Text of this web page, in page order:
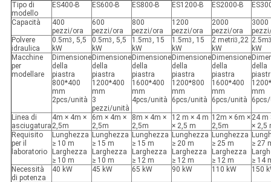
Tipo di
modello
ES400-B ES600-B ES800-B ES1200-B ES2000-B
Capacità
400
pezzi/ora
600
pezzi/ora
800
pezzi/ora
1200
pezzi/ora
2000
pezzi/ora
3000
Polvere
idraulica
0.5m3 , 5,5
kW
0.5m3 , 5,5
kW
1.5m3 , 15
kW
1.5m3 , 15
kW
2 metri3 ,22
kW
2.5m
kW
Macchine
per
modellare
Dimensione
della
piastra
800*400
mm
2pcs/unità
Dimensione
della
piastra
1200*400
mm
3
pezzi/unità
Dimensione
della
piastra
1600*400
mm
4pcs/unità
Dimensione
della
piastra
1200*800
mm
6pcs/unità
Dimensione
della
piastra
1600*400
mm
6pcs/unità
della
mm
Linea di
asciugatura
4m × 4m ×
2,5m
6m × 4m ×
2,5m
8m × 4m ×
2,5m
12 m × 4 m
× 2,5 m
12m × 6m ×
2,5m
24 m
× 2,5
Requisito
per il
laboratorio
Lunghezza
≥ 10 m
Larghezza
≥ 10 m
Lunghezza
≥ 15 m
Larghezza
≥ 10 m
Lunghezza
≥ 15 m
Larghezza
≥ 12 m
Lunghezza
≥ 20 m
Larghezza
≥ 12 m
Lunghezza
≥ 25 m
Larghezza
≥ 12 m
≥ 27
≥ 14
Necessità
di potenza
40 kW 45 kW 65 kW 90 kW 110 kW 150